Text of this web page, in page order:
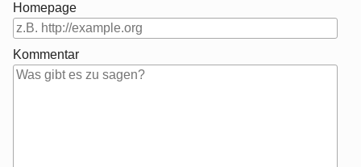
Homepage
Kommentar